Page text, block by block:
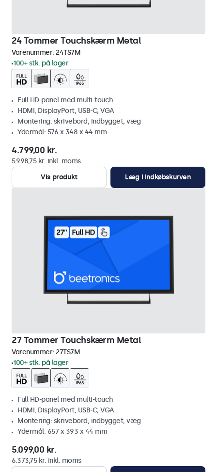
24 Tommer Touchskærm Metal
Varenummer: 24TS7M
100+ stk. på lager
Full HD-panel med multi-touch
HDMI, DisplayPort, USB-C, VGA
Montering: skrivebord, indbygget, væg
Ydermål: 576 x 348 x 44 mm
4.799,00 kr.
5.998,75 kr. inkl. moms
Vis produkt
Læg i indkøbskurven
27 Tommer Touchskærm Metal
Varenummer: 27TS7M
100+ stk. på lager
Full HD-panel med multi-touch
HDMI, DisplayPort, USB-C, VGA
Montering: skrivebord, indbygget, væg
Ydermål: 657 x 393 x 44 mm
5.099,00 kr.
6.373,75 kr. inkl. moms